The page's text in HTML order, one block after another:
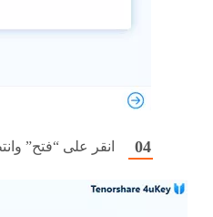
انقر على “فتح”